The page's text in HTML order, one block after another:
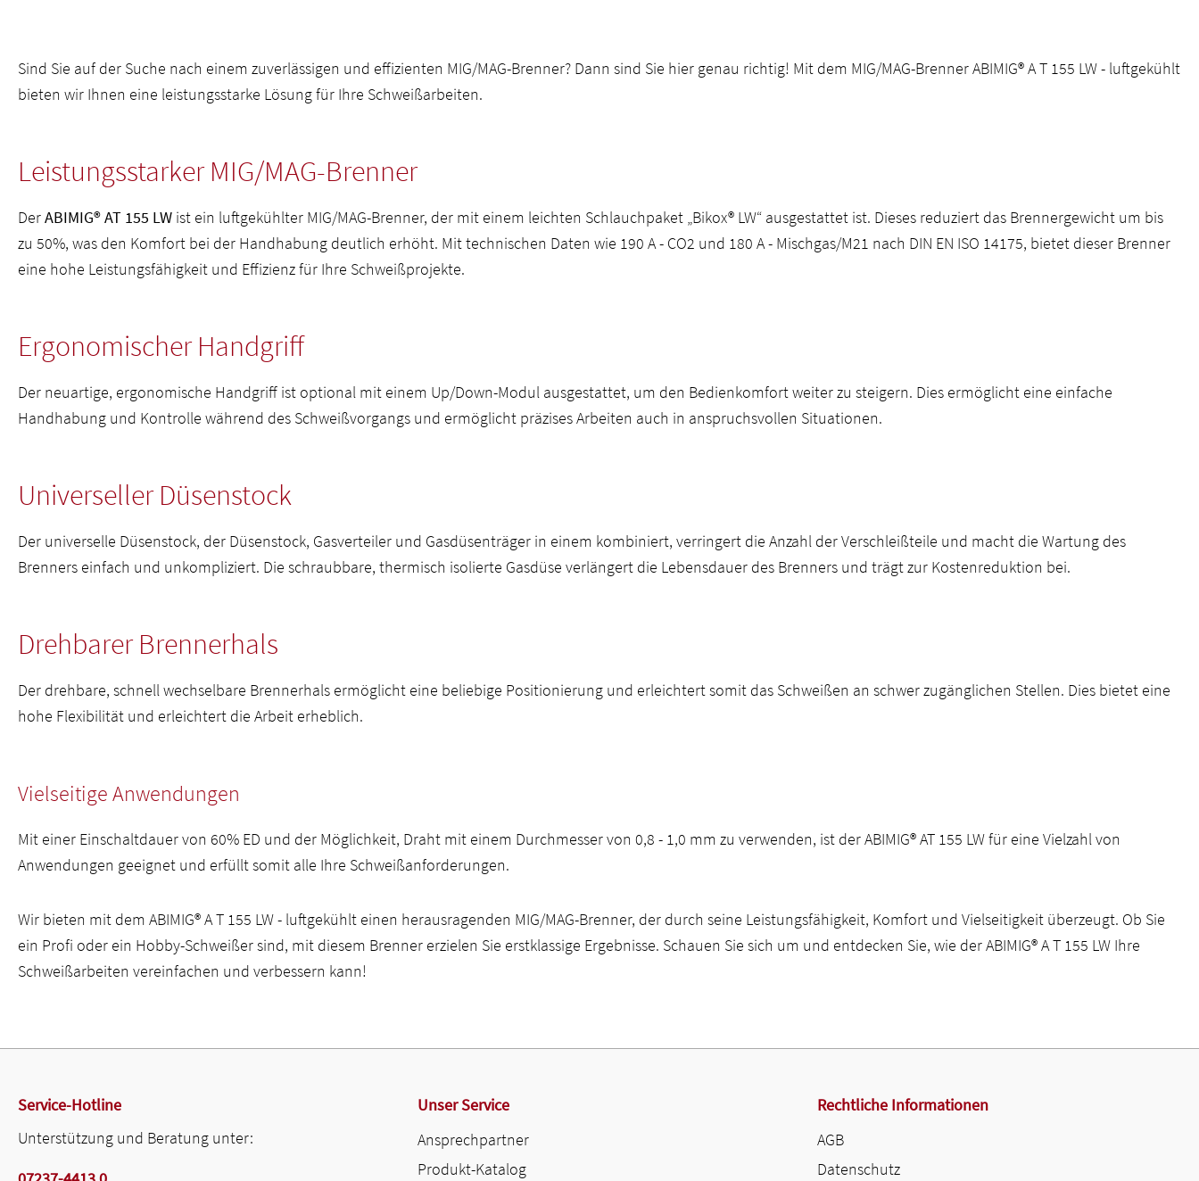
Sind Sie auf der Suche nach einem zuverlässigen und effizienten MIG/MAG-Brenner? Dann sind Sie hier genau richtig! Mit dem MIG/MAG-Brenner ABIMIG® A T 155 LW - luftgekühlt
bieten wir Ihnen eine leistungsstarke Lösung für Ihre Schweißarbeiten.
Leistungsstarker MIG/MAG-Brenner
DerABIMIG® AT 155 LW ist ein luftgekühlter MIG/MAG-Brenner, der mit einem leichten Schlauchpaket „Bikox® LW“ ausgestattet ist. Dieses reduziert das Brennergewicht um bis
zu 50%, was den Komfort bei der Handhabung deutlich erhöht. Mit technischen Daten wie 190 A - CO2 und 180 A - Mischgas/M21 nach DIN EN ISO 14175, bietet dieser Brenner
eine hohe Leistungsfähigkeit und Effizienz für Ihre Schweißprojekte.
Ergonomischer Handgriff
Der neuartige, ergonomische Handgriff ist optional mit einem Up/Down-Modul ausgestattet, um den Bedienkomfort weiter zu steigern. Dies ermöglicht eine einfache
Handhabung und Kontrolle während des Schweißvorgangs und ermöglicht präzises Arbeiten auch in anspruchsvollen Situationen.
Universeller Düsenstock
Der universelle Düsenstock, der Düsenstock, Gasverteiler und Gasdüsenträger in einem kombiniert, verringert die Anzahl der Verschleißteile und macht die Wartung des
Brenners einfach und unkompliziert. Die schraubbare, thermisch isolierte Gasdüse verlängert die Lebensdauer des Brenners und trägt zur Kostenreduktion bei.
Drehbarer Brennerhals
Der drehbare, schnell wechselbare Brennerhals ermöglicht eine beliebige Positionierung und erleichtert somit das Schweißen an schwer zugänglichen Stellen. Dies bietet eine
hohe Flexibilität und erleichtert die Arbeit erheblich.
Vielseitige Anwendungen
Mit einer Einschaltdauer von 60% ED und der Möglichkeit, Draht mit einem Durchmesser von 0,8 - 1,0 mm zu verwenden, ist der ABIMIG® AT 155 LW für eine Vielzahl von
Anwendungen geeignet und erfüllt somit alle Ihre Schweißanforderungen.
Wir bieten mit dem ABIMIG® A T 155 LW - luftgekühlt einen herausragenden MIG/MAG-Brenner, der durch seine Leistungsfähigkeit, Komfort und Vielseitigkeit überzeugt. Ob Sie
ein Profi oder ein Hobby-Schweißer sind, mit diesem Brenner erzielen Sie erstklassige Ergebnisse. Schauen Sie sich um und entdecken Sie, wie der ABIMIG® A T 155 LW Ihre
Schweißarbeiten vereinfachen und verbessern kann!
Service-Hotline
Unterstützung und Beratung unter:
Unser Service
Ansprechpartner
Produkt-Katalog
Rechtliche Informationen
AGB
Datenschutz